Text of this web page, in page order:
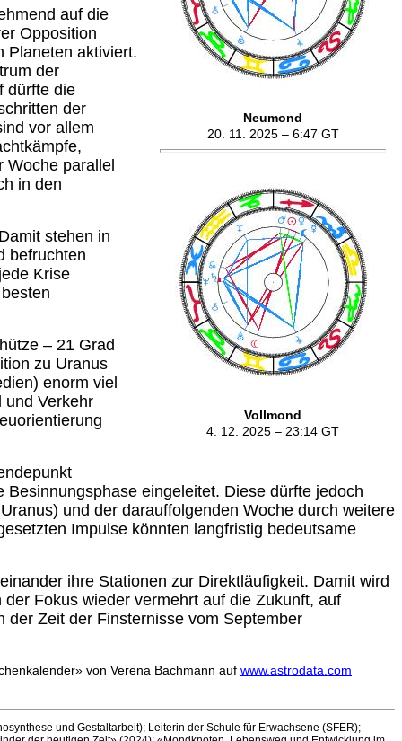
Neumond
20. 11. 2025 – 6:47 GT
Vollmond
4. 12. 2025 – 23:14 GT
auf die
Opposition
Planeten aktiviert.
der
dürfte die
der
vor allem
parallel
in den
stehen in
befruchten
Krise
– 21 Grad
zu Uranus
enorm viel
und Verkehr
eingeleitet. Diese dürfte jedoch
und der darauffolgenden Woche durch weitere
Impulse könnten langfristig bedeutsame
ihre Stationen zur Direktläufigkeit. Damit wird
Fokus wieder vermehrt auf die Zukunft, auf
der Zeit der Finsternisse vom September
von Verena Bachmann auf www.astrodata.com
und Gestaltarbeit); Leiterin der Schule für Erwachsene (SFER);